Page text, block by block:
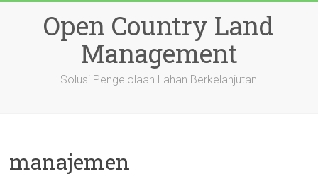
Open Country Land
Management
Solusi Pengelolaan Lahan Berkelanjutan
manajemen